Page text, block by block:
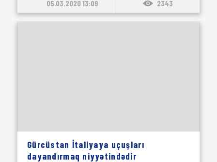
05.03.2020 13:09 2343
Gürcüstan İtaliyaya uçuşları
dayandırmaq niyyətindədir